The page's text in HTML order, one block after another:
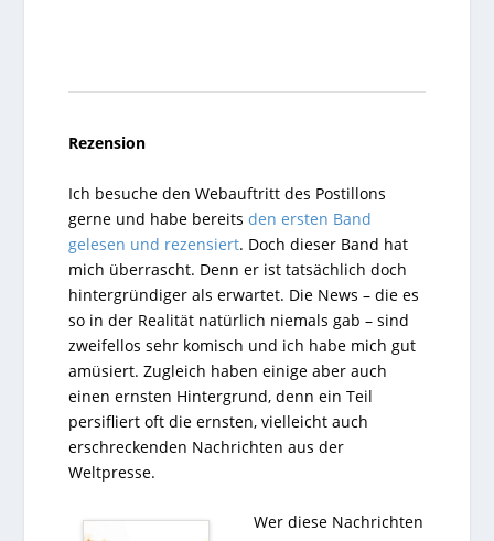
Rezension
Ich besuche den Webauftritt des Postillons
gerne und habe bereitsden ersten Band
gelesen und rezensiert. Doch dieser Band hat
mich überrascht. Denn er ist tatsächlich doch
hintergründiger als erwartet. Die News – die es
so in der Realität natürlich niemals gab – sind
zweifellos sehr komisch und ich habe mich gut
amüsiert. Zugleich haben einige aber auch
einen ernsten Hintergrund, denn ein Teil
persifliert oft die ernsten, vielleicht auch
erschreckenden Nachrichten aus der
Weltpresse.
Wer diese Nachrichten